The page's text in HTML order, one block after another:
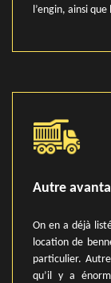
l’engin, ainsi
Autre
On en a déjà
location de
particulier. Autre
qu’il y a